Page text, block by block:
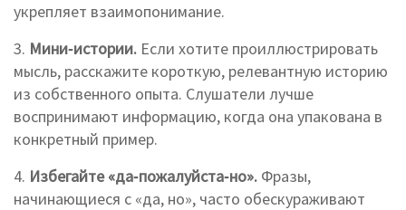
укрепляет взаимопонимание.
3. Мини‑истории. Если хотите проиллюстрировать
мысль, расскажите короткую, релевантную историю
из собственного опыта. Слушатели лучше
воспринимают информацию, когда она упакована в
конкретный пример.
4. Избегайте «да‑пожалуйста‑но». Фразы,
начинающиеся с «да, но», часто обескураживают